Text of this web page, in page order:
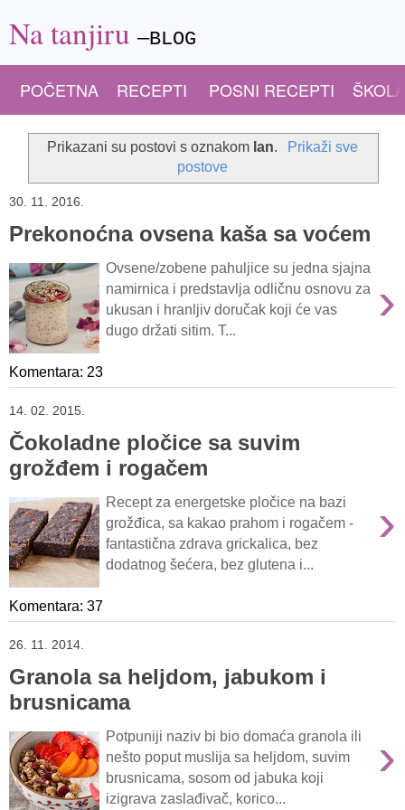
Na tanjiru—BLOG
POČETNA RECEPTI POSNI RECEPTI
Prikazani su postovi s oznakom lan.
Prikaži sve
postove
30. 11. 2016.
Prekonoćna ovsena kaša sa voćem
›
Ovsene/zobene pahuljice su jedna sjajna
namirnica i predstavlja odličnu osnovu za
ukusan i hranljiv doručak koji će vas
dugo držati sitim. T...
Komentara: 23
14. 02. 2015.
Čokoladne pločice sa suvim
grožđem i rogačem
›
Recept za energetske pločice na bazi
grožđica, sa kakao prahom i rogačem -
fantastična zdrava grickalica, bez
dodatnog šećera, bez glutena i...
Komentara: 37
26. 11. 2014.
Granola sa heljdom, jabukom i
brusnicama
›
Potpuniji naziv bi bio domaća granola ili
nešto poput muslija sa heljdom, suvim
brusnicama, sosom od jabuka koji
izigrava zaslađivač, korico...